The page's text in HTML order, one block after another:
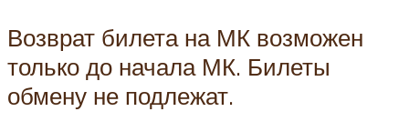
Возврат билета на МК возможен
только до начала МК. Билеты
обмену не подлежат.